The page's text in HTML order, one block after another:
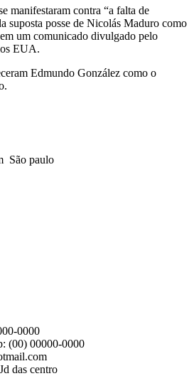
manifestaram contra “a falta de
suposta posse de Nicolás Maduro como
um comunicado divulgado pelo
EUA.
Edmundo González como o
São paulo
0000
(00) 00000-0000
das centro